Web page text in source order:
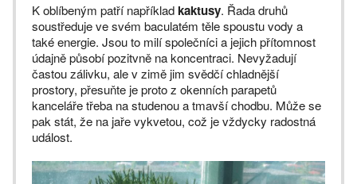
K oblíbeným patří napříkladkaktusy. Řada druhů
soustředuje ve svém baculatém těle spoustu vody a
také energie. Jsou to milí společníci a jejich přítomnost
údajně působí pozitvně na koncentraci. Nevyžadují
častou zálivku, ale v zimě jim svědčí chladnější
prostory, přesuňte je proto z okenních parapetů
kanceláře třeba na studenou a tmavší chodbu. Může se
pak stát, že na jaře vykvetou, což je vždycky radostná
událost.